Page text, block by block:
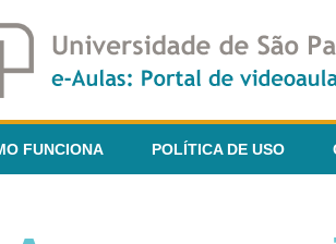
FUNCIONA POLÍTICA DE USO